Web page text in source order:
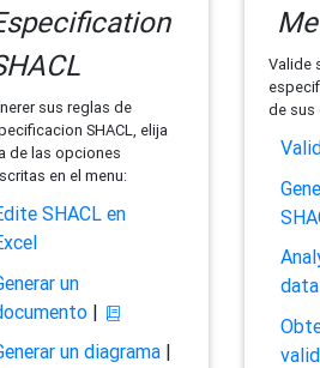
sus reglas de
SHACL, elija
de las opciones
en el menu:
SHACL en
un
|
un diagrama|
Valide
de sus